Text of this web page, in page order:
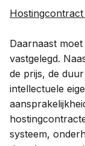
Daarnaast
vastgelegd.
de prijs, de
intellectuele
systeem,